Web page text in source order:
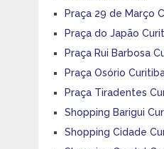
Praça 29 de Março
Praça do Japão
Praça Rui Barbosa
Praça Osório
Praça Tiradentes
Shopping Barigui
Shopping Cidade